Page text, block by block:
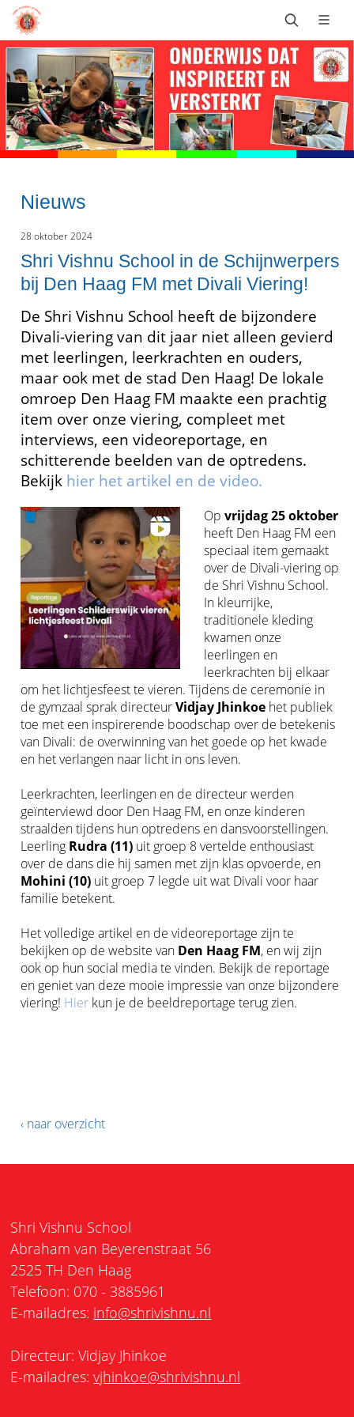
Nieuws
28 oktober 2024
Shri Vishnu School in de Schijnwerpers
bij Den Haag FM met Divali Viering!
De Shri Vishnu School heeft de bijzondere
Divali-viering van dit jaar niet alleen gevierd
met leerlingen, leerkrachten en ouders,
maar ook met de stad Den Haag! De lokale
omroep Den Haag FM maakte een prachtig
item over onze viering, compleet met
interviews, een videoreportage, en
schitterende beelden van de optredens.
Bekijk hier het artikel en de video.
Opvrijdag 25 oktober
heeft Den Haag FM een
speciaal item gemaakt
over de Divali-viering op
de Shri Vishnu School.
In kleurrijke,
traditionele kleding
kwamen onze
leerlingen en
leerkrachten bij elkaar
om het lichtjesfeest te vieren. Tijdens de ceremonie in
de gymzaal sprak directeurVidjay Jhinkoe het publiek
toe met een inspirerende boodschap over de betekenis
van Divali: de overwinning van het goede op het kwade
en het verlangen naar licht in ons leven.
Leerkrachten, leerlingen en de directeur werden
geïnterviewd door Den Haag FM, en onze kinderen
straalden tijdens hun optredens en dansvoorstellingen.
Leerling Rudra (11) uit groep 8 vertelde enthousiast
over de dans die hij samen met zijn klas opvoerde, en
Mohini (10) uit groep 7 legde uit wat Divali voor haar
familie betekent.
Het volledige artikel en de videoreportage zijn te
bekijken op de website van Den Haag FM, en wij zijn
ook op hun social media te vinden. Bekijk de reportage
en geniet van deze mooie impressie van onze bijzondere
viering! Hier kun je de beeldreportage terug zien.
‹ naar overzicht
Shri Vishnu School
Abraham van Beyerenstraat 56
2525 TH Den Haag
Telefoon: 070 - 3885961
E-mailadres: info@shrivishnu.nl
Directeur: Vidjay Jhinkoe
E-mailadres:vjhinkoe@shrivishnu.nl